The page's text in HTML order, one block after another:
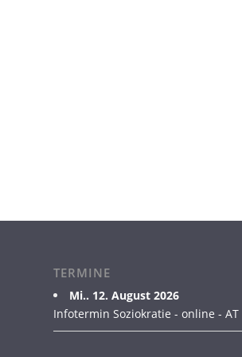
TERMINE
Mi.. 12. August 2026
Infotermin Soziokratie - online - AT